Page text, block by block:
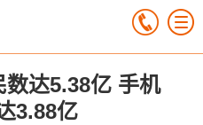
达5.38亿 手机
3.88亿